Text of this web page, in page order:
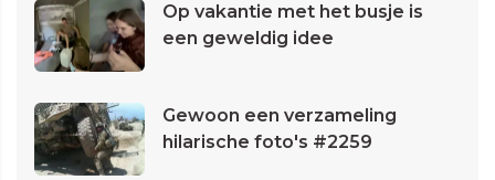
Op vakantie met het busje is
een geweldig idee
Gewoon een verzameling
hilarische foto's #2259